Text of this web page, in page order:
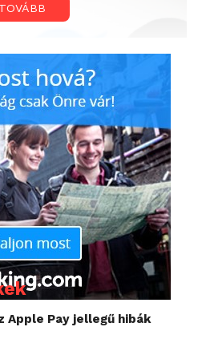
szerint a hiba mindössze a
a Twitter több mint
bázisánál ez 2 millió főt
hogy itthon is volt, aki
TOVÁBB
Apple Pay jellegű hibák